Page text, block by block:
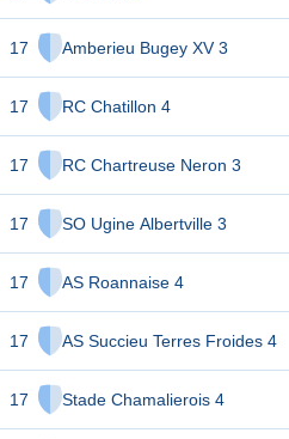
17 Amberieu Bugey XV 3
17 RC Chatillon 4
17 RC Chartreuse Neron 3
17 SO Ugine Albertville 3
17 AS Roannaise 4
17 AS Succieu Terres Froides 4
17 Stade Chamalierois 4